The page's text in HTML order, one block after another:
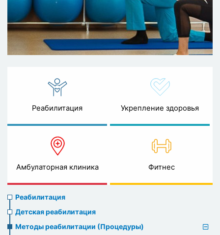
Реабилитация Укрепление здоровья
Амбулаторная клиника Фитнес
Rehabilitation
menu
Реабилитация
Детская реабилитация
Методы реабилитации (Процедуры)